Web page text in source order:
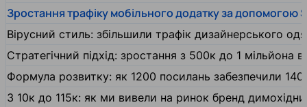
Зростання трафіку мобільного додатку за допомогою
Вірусний стиль: збільшили трафік дизайнерського
Стратегічний підхід: зростання з 500к до 1 мільйона
Формула розвитку: як 1200 посилань забезпечили
З 10к до 115к: як ми вивели на ринок бренд